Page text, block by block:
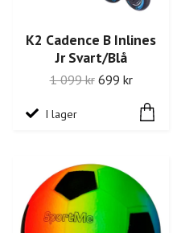
K2 Cadence B Inlines
Jr Svart/Blå
1 099 kr 699 kr
I lager